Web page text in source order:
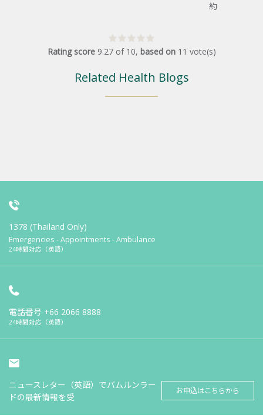
約
Rating score 9.27of 10, based on 11 vote(s)
Related Health Blogs
1378 (Thailand Only)
Emergencies - Appointments - Ambulance
24時間対応（英語）
電話番号 +66 2066 8888
24時間対応（英語）
ニュースレター（英語）でバムルンラー
ドの最新情報を受
お申込はこちらから